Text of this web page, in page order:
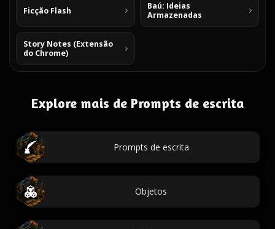
Ficção Flash
Baú: Ideias
Armazenadas
Story Notes (Extensão
do Chrome)
Explore mais de Prompts de escrita
Prompts de escrita
Objetos